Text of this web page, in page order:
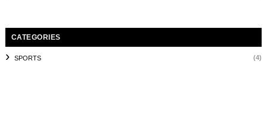
CATEGORIES
SPORTS (4)